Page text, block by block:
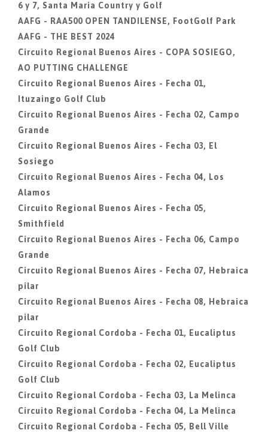
6 y 7, Santa Maria Country y Golf
AAFG - RAA500 OPEN TANDILENSE, FootGolf Park
AAFG - THE BEST 2024
Circuito Regional Buenos Aires - COPA SOSIEGO,
AO PUTTING CHALLENGE
Circuito Regional Buenos Aires - Fecha 01,
Ituzaingo Golf Club
Circuito Regional Buenos Aires - Fecha 02, Campo
Grande
Circuito Regional Buenos Aires - Fecha 03, El
Sosiego
Circuito Regional Buenos Aires - Fecha 04, Los
Alamos
Circuito Regional Buenos Aires - Fecha 05,
Smithfield
Circuito Regional Buenos Aires - Fecha 06, Campo
Grande
Circuito Regional Buenos Aires - Fecha 07, Hebraica
pilar
Circuito Regional Buenos Aires - Fecha 08, Hebraica
pilar
Circuito Regional Cordoba - Fecha 01, Eucaliptus
Golf Club
Circuito Regional Cordoba - Fecha 02, Eucaliptus
Golf Club
Circuito Regional Cordoba - Fecha 03, La Melinca
Circuito Regional Cordoba - Fecha 04, La Melinca
Circuito Regional Cordoba - Fecha 05, Bell Ville